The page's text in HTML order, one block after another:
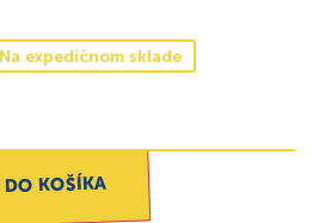
Na expedičnom sklade
KOŠÍKA